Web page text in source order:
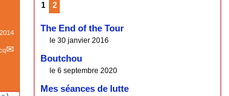
1 2
The End of the Tour
le 30 janvier 2016
Boutchou
le 6 septembre 2020
Mes séances de lutte